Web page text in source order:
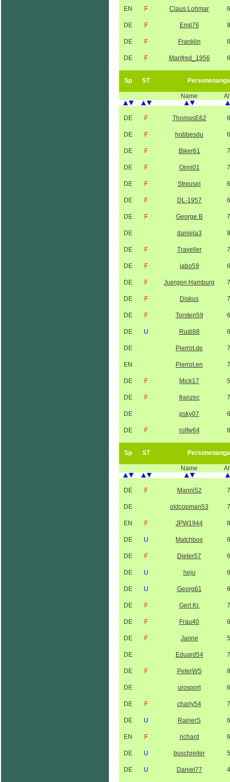
EN F Claus Lohmar
DE F Emil76
DE F Franklin
DE F Manfred_1956
Sp ST
Name
DE F ThomasE62
DE F hobbesdu
DE F Biker61
DE F Onni01
DE F Streusel
DE F DL-1957
DE F George B
DE daniela3
DE F Traveller
DE F jabo59
DE F Juergen Hamburg
DE F Diskus
DE F Torsten59
DE U Rudi88
DE Pierrot.de
EN Pierrot.en
DE F Mick17
DE F franzec
DE psky07
DE F rolfw64
Sp ST
Name
DE F Manni52
DE oldcopman53
EN F JPW1944
DE U Matchbox
DE F Dieter57
DE U heju
DE U Georg61
DE F Gert Kr.
DE F Frau40
DE F Janne
DE Eduard54
DE F PeterWS
DE urosport
DE F charly54
DE U RainerS
EN F richard
DE U buschreiter
DE U Daniel77